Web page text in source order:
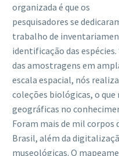
organizada é que os
pesquisadores se
trabalho de
identificação das espécies.
das amostragens em
escala espacial, nós
coleções biológicas, o
geográficas no
Foram mais de mil corpos
Brasil, além da
museológicas. O